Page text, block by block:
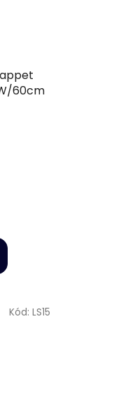
60cm
Kód: LS15